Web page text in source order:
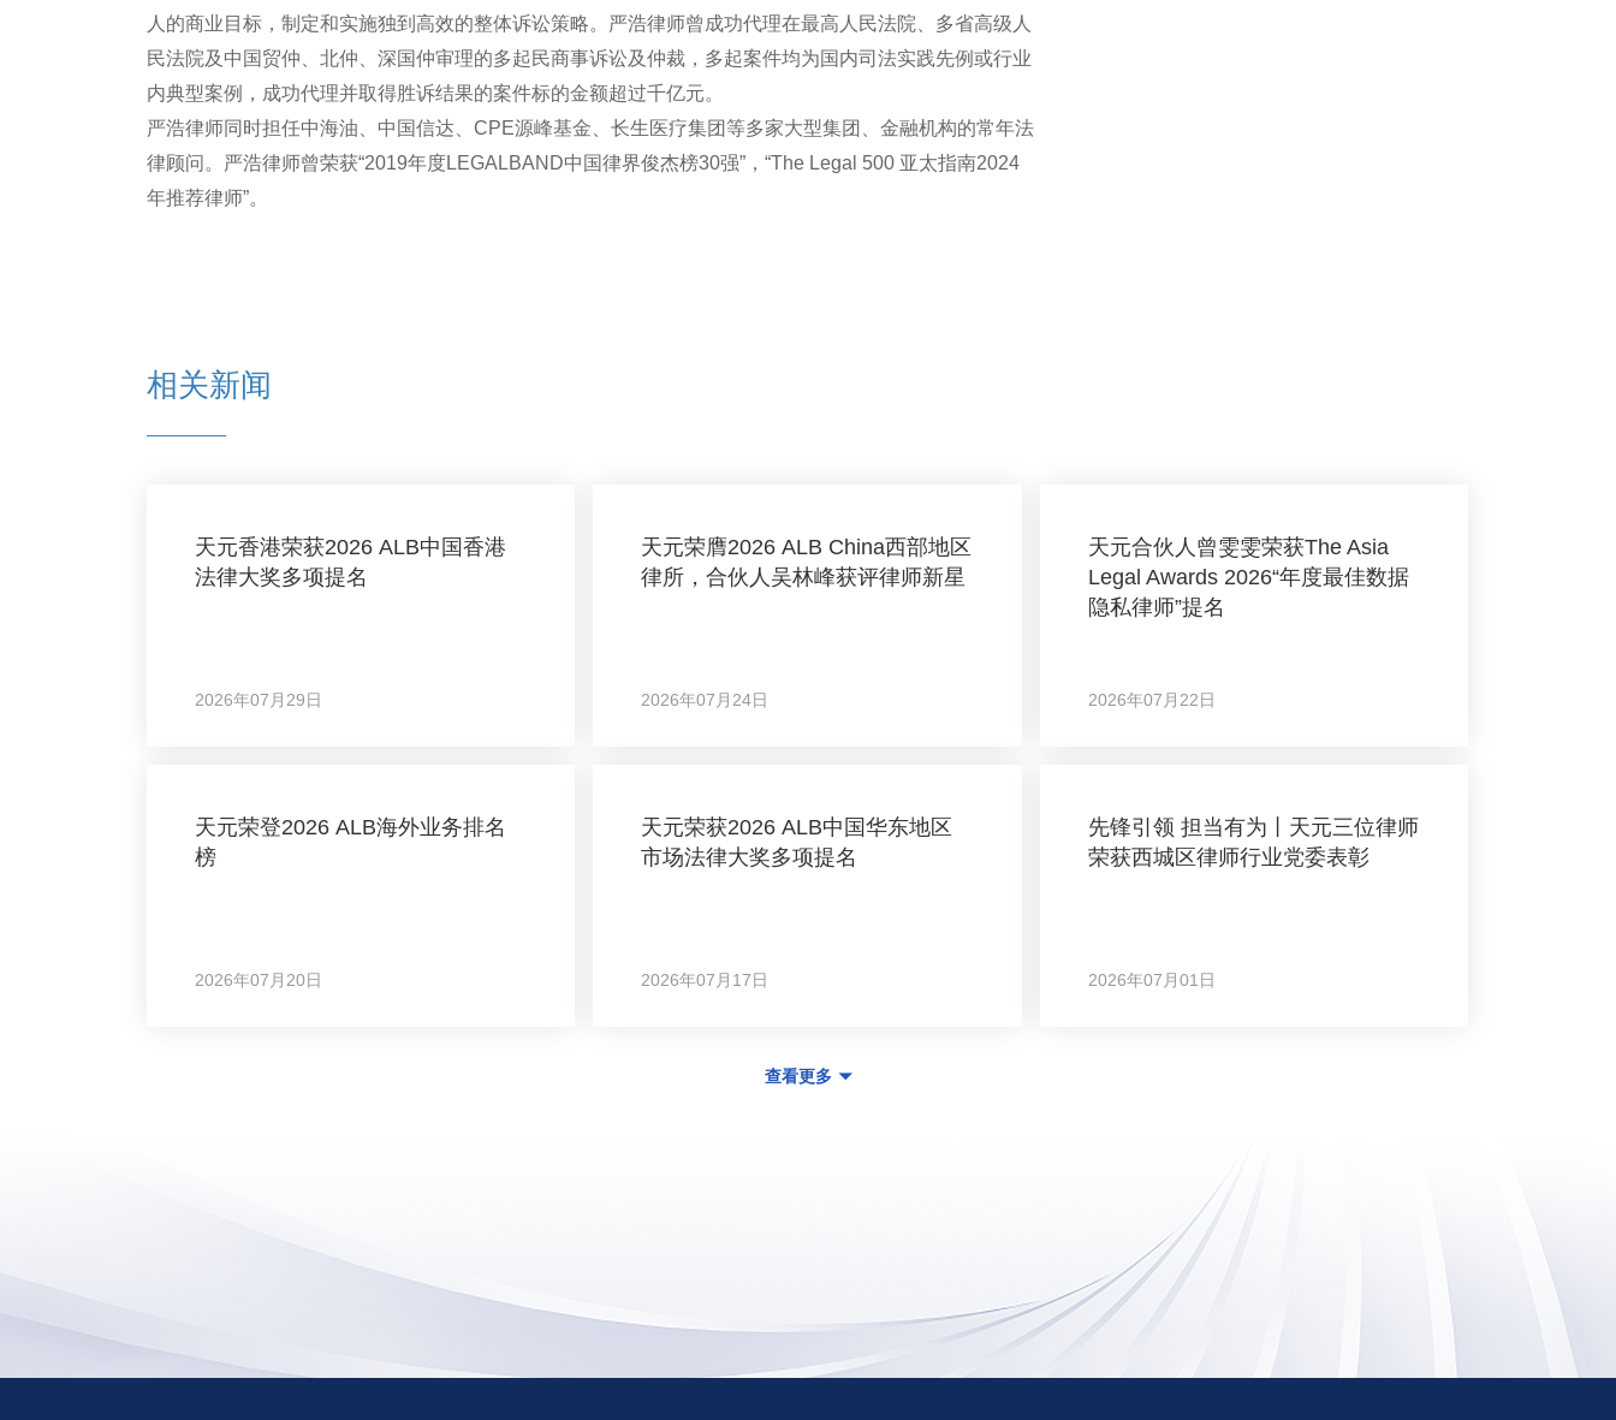
人的商业目标，制定和实施独到高效的整体诉讼策略。严浩律师曾成功代理在最高人民法院、多省高级人
民法院及中国贸仲、北仲、深国仲审理的多起民商事诉讼及仲裁，多起案件均为国内司法实践先例或行业
内典型案例，成功代理并取得胜诉结果的案件标的金额超过千亿元。
严浩律师同时担任中海油、中国信达、CPE源峰基金、长生医疗集团等多家大型集团、金融机构的常年法
律顾问。严浩律师曾荣获“2019年度LEGALBAND中国律界俊杰榜30强”，“The Legal 500 亚太指南2024
年推荐律师”。
相关新闻
天元香港荣获2026 ALB中国香港
法律大奖多项提名
2026年07月29日
天元荣膺2026 ALB China西部地区
律所，合伙人吴林峰获评律师新星
2026年07月24日
天元合伙人曾雯雯荣获The Asia
Legal Awards 2026“年度最佳数据
隐私律师”提名
2026年07月22日
天元荣登2026 ALB海外业务排名
榜
2026年07月20日
天元荣获2026 ALB中国华东地区
市场法律大奖多项提名
2026年07月17日
先锋引领 担当有为丨天元三位律师
荣获西城区律师行业党委表彰
2026年07月01日
查看更多